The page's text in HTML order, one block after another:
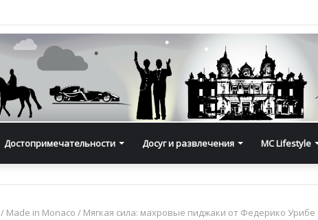
Достопримечательности Досуг и развлечения MC Lifestyle
/ Made in Monaco / Мягкая сила: махровые пиджаки от Федерико Урибе